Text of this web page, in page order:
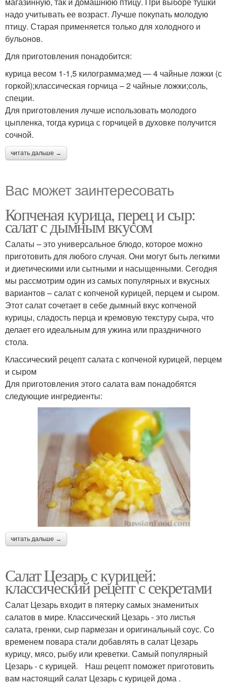
надо учитывать ее возраст. Лучше покупать молодую
птицу. Старая применяется только для холодного и
бульонов.
Для приготовления понадобится:
курица весом 1-1,5 килограмма;мед — 4 чайные ложки (с
горкой);классическая горчица – 2 чайные ложки;соль,
специи.
Для приготовления лучше использовать молодого
цыпленка, тогда курица с горчицей в духовке получится
сочной.
читать дальше →
Вас может заинтересовать
Копченая курица, перец и сыр:
салат с дымным вкусом
Салаты – это универсальное блюдо, которое можно
приготовить для любого случая. Они могут быть легкими
и диетическими или сытными и насыщенными. Сегодня
мы рассмотрим один из самых популярных и вкусных
вариантов – салат с копченой курицей, перцем и сыром.
Этот салат сочетает в себе дымный вкус копченой
курицы, сладость перца и кремовую текстуру сыра, что
делает его идеальным для ужина или праздничного
стола.
Классический рецепт салата с копченой курицей, перцем
и сыром
Для приготовления этого салата вам понадобятся
следующие ингредиенты:
читать дальше →
Салат Цезарь с курицей:
классический рецепт с секретами
Салат Цезарь входит в пятерку самых знаменитых
салатов в мире. Классический Цезарь - это листья
салата, гренки, сыр пармезан и оригинальный соус. Со
временем повара стали добавлять в салат Цезарь
курицу, мясо, рыбу или креветки. Самый популярный
Цезарь - с курицей. Наш рецепт поможет приготовить
вам настоящий салат Цезарь с курицей дома .